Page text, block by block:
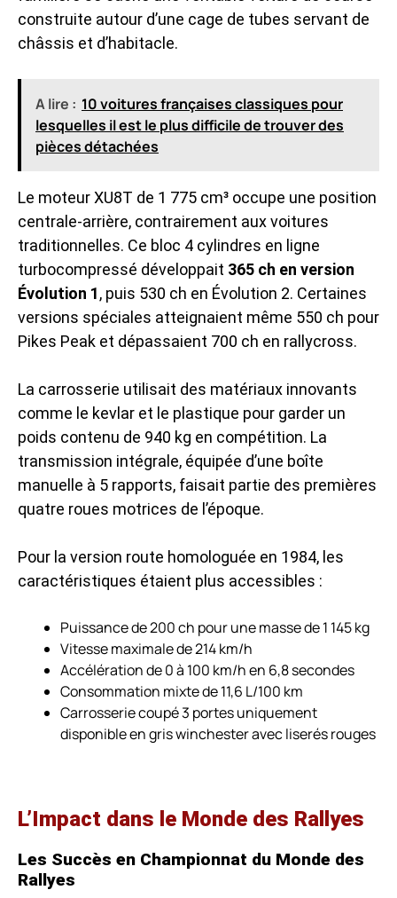
construite autour d’une cage de tubes servant de
châssis et d’habitacle.
A lire : 10 voitures françaises classiques pour
lesquelles il est le plus difficile de trouver des
pièces détachées
Le moteur XU8T de 1 775 cm³ occupe une position
centrale-arrière, contrairement aux voitures
traditionnelles. Ce bloc 4 cylindres en ligne
turbocompressé développait 365 ch en version
Évolution 1, puis 530 ch en Évolution 2. Certaines
versions spéciales atteignaient même 550 ch pour
Pikes Peak et dépassaient 700 ch en rallycross.
La carrosserie utilisait des matériaux innovants
comme le kevlar et le plastique pour garder un
poids contenu de 940 kg en compétition. La
transmission intégrale, équipée d’une boîte
manuelle à 5 rapports, faisait partie des premières
quatre roues motrices de l’époque.
Pour la version route homologuée en 1984, les
caractéristiques étaient plus accessibles :
Puissance de 200 ch pour une masse de 1 145 kg
Vitesse maximale de 214 km/h
Accélération de 0 à 100 km/h en 6,8 secondes
Consommation mixte de 11,6 L/100 km
Carrosserie coupé 3 portes uniquement
disponible en gris winchester avec liserés rouges
L’Impact dans le Monde des Rallyes
Les Succès en Championnat du Monde des
Rallyes